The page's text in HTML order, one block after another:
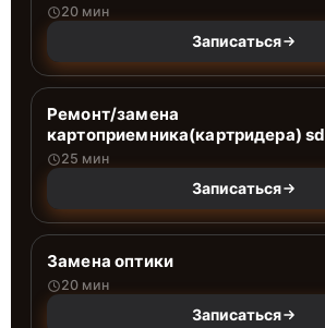
20 мин
Записаться
Ремонт/замена
картоприемника(картридера) sd
25 мин
Записаться
Замена оптики
20 мин
Записаться